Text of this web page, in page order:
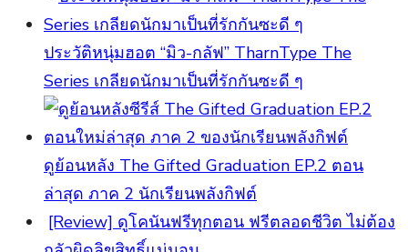
ประวัติหนุ่มฮอต “มิว-กลัฟ” TharnType The
Series เกลียดนักมาเป็นที่รักกันซะดี ๆ
ดูย้อนหลัง The Gifted Graduation EP.2 ตอน
ล่าสุด ภาค 2 นักเรียนพลังกิฟต์
[Review] ดูโคนันฟรีทุกตอน ฟรีตลอดชีวิต ไม่ต้อง